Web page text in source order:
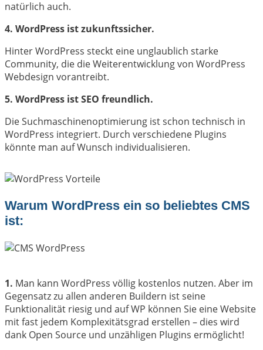
natürlich auch.
4. WordPress ist zukunftssicher.
Hinter WordPress steckt eine unglaublich starke
Community, die die Weiterentwicklung von WordPress
Webdesign vorantreibt.
5. WordPress ist SEO freundlich.
Die Suchmaschinenoptimierung ist schon technisch in
WordPress integriert. Durch verschiedene Plugins
könnte man auf Wunsch individualisieren.
Warum WordPress ein so beliebtes CMS
ist:
1. Man kann WordPress völlig kostenlos nutzen. Aber im
Gegensatz zu allen anderen Buildern ist seine
Funktionalität riesig und auf WP können Sie eine Website
mit fast jedem Komplexitätsgrad erstellen – dies wird
dank Open Source und unzähligen Plugins ermöglicht!